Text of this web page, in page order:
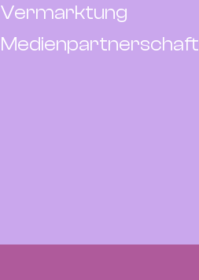
Vermarktung
Medienpartnerschaft